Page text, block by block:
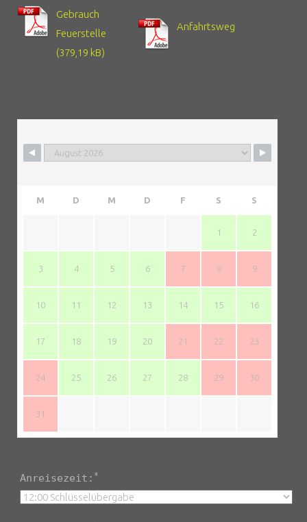
Gebrauch
Feuerstelle
Anfahrtsweg
M D M D F S S
1 2
3 4 5 6 7 8 9
10 11 12 13 14 15 16
17 18 19 20 21 22 23
24 25 26 27 28 29 30
31
Anreisezeit: *